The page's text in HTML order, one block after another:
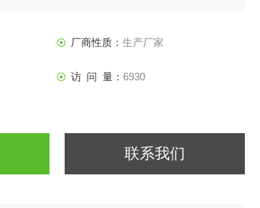
厂商性质： 生产厂家
访 问 量： 6930
联系我们